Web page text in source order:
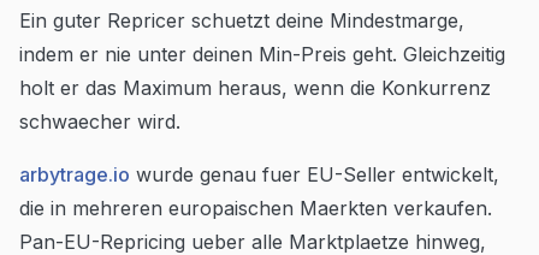
Ein guter Repricer schuetzt deine Mindestmarge,
indem er nie unter deinen Min-Preis geht. Gleichzeitig
holt er das Maximum heraus, wenn die Konkurrenz
schwaecher wird.
arbytrage.io wurde genau fuer EU-Seller entwickelt,
die in mehreren europaischen Maerkten verkaufen.
Pan-EU-Repricing ueber alle Marktplaetze hinweg,